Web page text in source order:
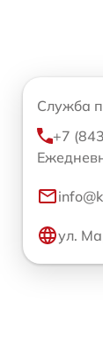
Служба
+7
ул.